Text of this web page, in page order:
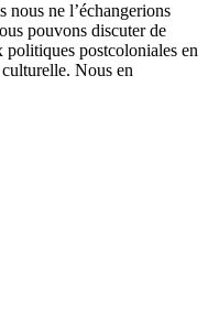
nous ne l’échangerions
pouvons discuter de
politiques postcoloniales en
Nous en